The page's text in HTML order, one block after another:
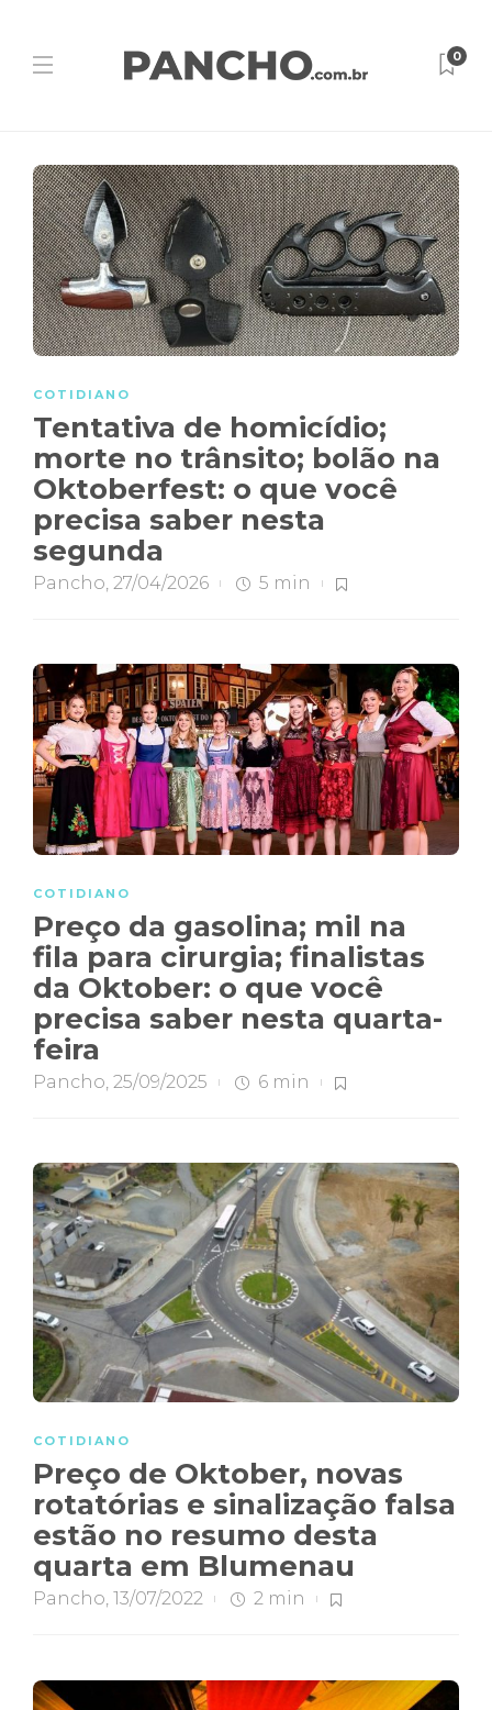
0
COTIDIANO
Tentativa de homicídio;
morte no trânsito; bolão na
Oktoberfest: o que você
precisa saber nesta
segunda
Pancho, 27/04/2026 5 min
COTIDIANO
Preço da gasolina; mil na
fila para cirurgia; finalistas
da Oktober: o que você
precisa saber nesta quarta-
feira
Pancho, 25/09/2025 6 min
COTIDIANO
Preço de Oktober, novas
rotatórias e sinalização falsa
estão no resumo desta
quarta em Blumenau
Pancho, 13/07/2022 2 min